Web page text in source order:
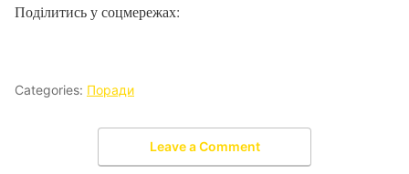
Поділитись у соцмережах:
Categories: Поради
Leave a Comment